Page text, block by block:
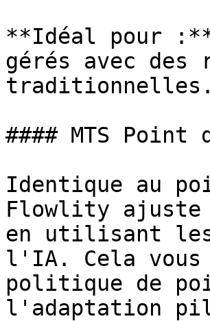
**Idéal pour :**
gérés avec des
traditionnelles.
#### MTS Point
Identique au
Flowlity ajuste
en utilisant les
l'IA. Cela
politique de
l'adaptation